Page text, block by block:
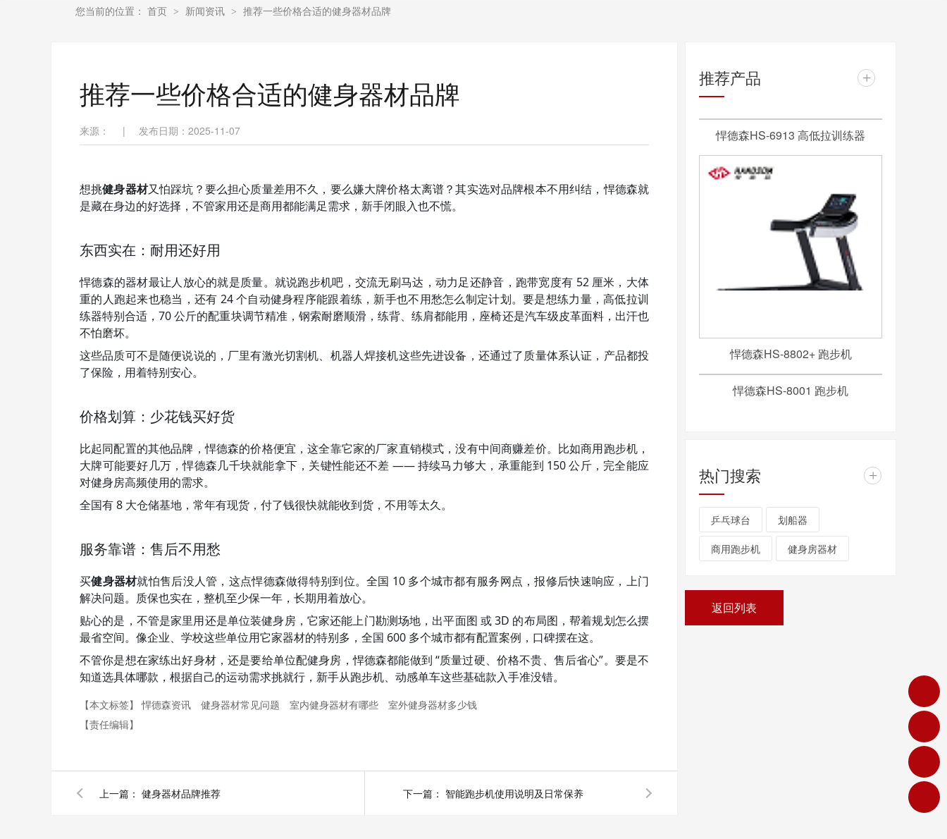
您当前的位置： 首页 > 新闻资讯 > 推荐一些价格合适的健身器材品牌
推荐一些价格合适的健身器材品牌
来源： | 发布日期：2025-11-07
想挑健身器材又怕踩坑？要么担心质量差用不久，要么嫌大牌价格太离谱？其实选对品牌根本不用纠结，悍德森就
是藏在身边的好选择，不管家用还是商用都能满足需求，新手闭眼入也不慌。
东西实在：耐用还好用
悍德森的器材最让人放心的就是质量。就说跑步机吧，交流无刷马达，动力足还静音，跑带宽度有 52 厘米，大体
重的人跑起来也稳当，还有 24 个自动健身程序能跟着练，新手也不用愁怎么制定计划。要是想练力量，高低拉训
练器特别合适，70 公斤的配重块调节精准，钢索耐磨顺滑，练背、练肩都能用，座椅还是汽车级皮革面料，出汗也
不怕磨坏。
这些品质可不是随便说说的，厂里有激光切割机、机器人焊接机这些先进设备，还通过了质量体系认证，产品都投
了保险，用着特别安心。
价格划算：少花钱买好货
比起同配置的其他品牌，悍德森的价格便宜，这全靠它家的厂家直销模式，没有中间商赚差价。比如商用跑步机，
大牌可能要好几万，悍德森几千块就能拿下，关键性能还不差 —— 持续马力够大，承重能到 150 公斤，完全能应
对健身房高频使用的需求。
全国有 8 大仓储基地，常年有现货，付了钱很快就能收到货，不用等太久。
服务靠谱：售后不用愁
买健身器材就怕售后没人管，这点悍德森做得特别到位。全国 10 多个城市都有服务网点，报修后快速响应，上门
解决问题。质保也实在，整机至少保一年，长期用着放心。
贴心的是，不管是家里用还是单位装健身房，它家还能上门勘测场地，出平面图 或 3D 的布局图，帮着规划怎么摆
最省空间。像企业、学校这些单位用它家器材的特别多，全国 600 多个城市都有配置案例，口碑摆在这。
不管你是想在家练出好身材，还是要给单位配健身房，悍德森都能做到 “质量过硬、价格不贵、售后省心”。要是不
知道选具体哪款，根据自己的运动需求挑就行，新手从跑步机、动感单车这些基础款入手准没错。
【本文标签】悍德森资讯 健身器材常见问题 室内健身器材有哪些
室外健身器材多少钱
【责任编辑】
上一篇： 健身器材品牌推荐 下一篇： 智能跑步机使用说明及日常保养
推荐产品 +
悍德森HS-6913 高低拉训练器
悍德森HS-8802+ 跑步机
悍德森HS-8001 跑步机
热门搜索 +
乒乓球台 划船器
商用跑步机 健身房器材
返回列表